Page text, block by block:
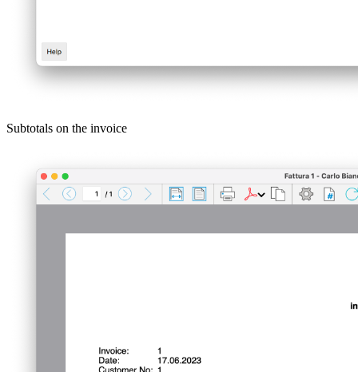
Subtotals on the invoice